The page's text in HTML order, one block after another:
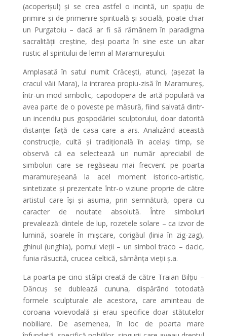
(acoperișul) și se crea astfel o incintă, un spațiu de
primire și de primenire spirituală și socială, poate chiar
un Purgatoiu – dacă ar fi să rămânem în paradigma
sacralității creștine, deși poarta în sine este un altar
rustic al spiritului de lemn al Maramureșului.
Amplasată în satul numit Crăcești, atunci, (așezat la
cracul văii Mara), la intrarea propiu-zisă în Maramureș,
într-un mod simbolic, capodopera de artă populară va
avea parte de o poveste pe măsură, fiind salvată dintr-
un incendiu pus gospodăriei sculptorului, doar datorită
distanței față de casa care a ars. Analizând această
construcție, cultă și tradițională în același timp, se
observă că ea selectează un număr apreciabil de
simboluri care se regăseau mai frecvent pe poarta
maramureșeană la acel moment istorico-artistic,
sintetizate și prezentate într-o viziune proprie de către
artistul care își și asuma, prin semnătură, opera cu
caracter de noutate absolută. Între simboluri
prevalează: dintele de lup, rozetele solare – ca izvor de
lumină, soarele în mișcare, corigăul (linia în zig-zag),
ghinul (unghia), pomul vieții – un simbol traco – dacic,
funia răsucită, crucea celtică, sămânța vieții ș.a.
La poarta pe cinci stâlpi creată de către Traian Bilțiu –
Dăncuș se dublează cununa, dispărând totodată
formele sculpturale ale acestora, care aminteau de
coroana voievodală și erau specifice doar stătutelor
nobiliare. De asemenea, în loc de poarta mare